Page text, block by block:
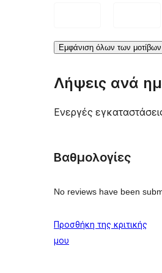
Εμφάνιση όλων των μοτίβων
Λήψεις ανά
Ενεργές
Βαθμολογίες
No reviews have been
Προσθήκη της κριτικής
μου